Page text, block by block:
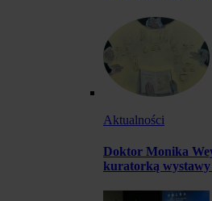
Aktualności
Doktor Monika
kuratorką wystawy